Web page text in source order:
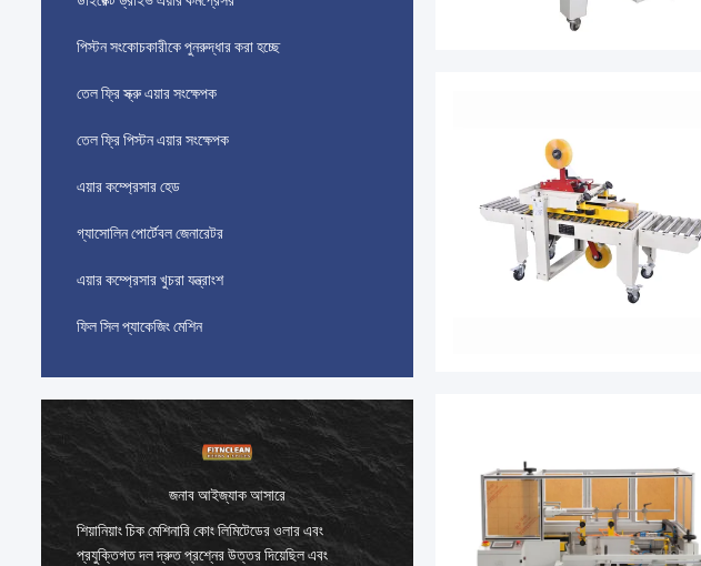
পিস্টন সংকোচকারীকে পুনরুদ্ধার করা হচ্ছে
তেল ফ্রি স্ক্রু এয়ার সংক্ষেপক
তেল ফ্রি পিস্টন এয়ার সংক্ষেপক
এয়ার কম্প্রেসার হেড
গ্যাসোলিন পোর্টেবল জেনারেটর
এয়ার কম্প্রেসার খুচরা যন্ত্রাংশ
ফিল সিল প্যাকেজিং মেশিন
জনাব আইজ্যাক আসারে
শিয়ানিয়াং চিক মেশিনারি কোং লিমিটেডের ওলার এবং
প্রযুক্তিগত দল দ্রুত প্রশ্নের উত্তর দিয়েছিল এবং
শিয়ানিয়াং চিক মেশিনারি কোং লিমিটেডের ওলার এবং
প্রযুক্তিগত দল দ্রুত প্রশ্নের উত্তর দিয়েছিল এবং